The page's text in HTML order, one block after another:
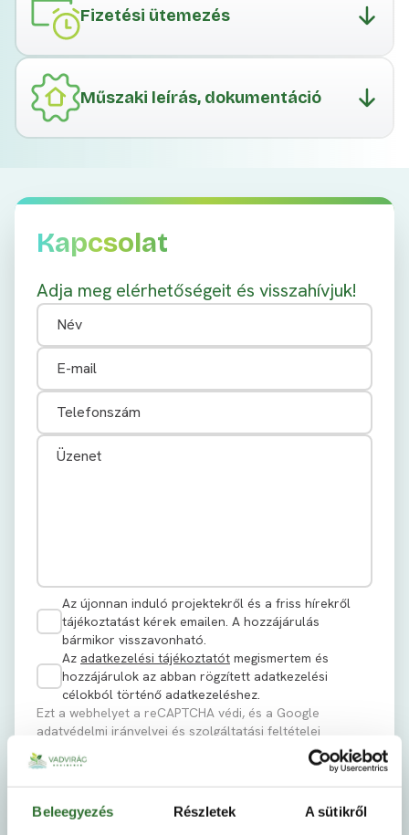
Beleegyezés Részletek A sütikről
Fizetési ütemezés
Műszaki leírás, dokumentáció
Kapcsolat
Adja meg elérhetőségeit és visszahívjuk!
Az újonnan induló projektekről és a friss hírekről
tájékoztatást kérek emailen. A hozzájárulás
bármikor visszavonható.
Az adatkezelési tájékoztatót megismertem és
hozzájárulok az abban rögzített adatkezelési
célokból történő adatkezeléshez.
Ezt a webhelyet a reCAPTCHA védi, és a Google
adatvédelmi irányelvei és szolgáltatási feltételei